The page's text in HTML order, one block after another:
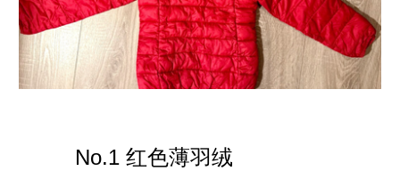
No.1 红色薄羽绒